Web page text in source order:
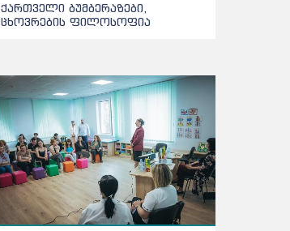
ქართველი ბუმბერაზები,
ცხოვრების ფილოსოფია